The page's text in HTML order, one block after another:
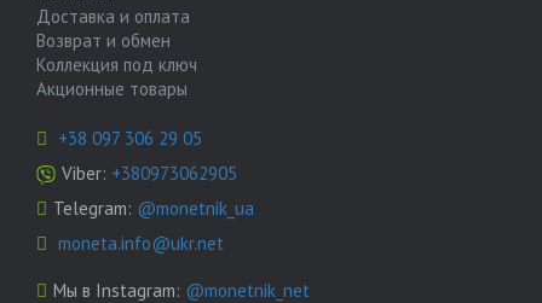
Доставка и оплата
Возврат и обмен
Коллекция под ключ
Акционные товары
+38 097 306 29 05
Viber: +380973062905
Telegram: @monetnik_ua
moneta.info@ukr.net
Мы в Instagram: @monetnik_net